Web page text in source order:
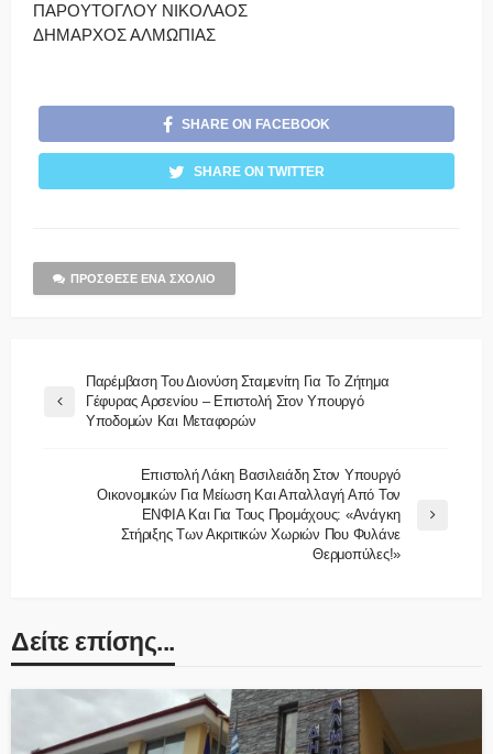
ΠΑΡΟΥΤΟΓΛΟΥ ΝΙΚΟΛΑΟΣ
ΔΗΜΑΡΧΟΣ ΑΛΜΩΠΙΑΣ
SHARE ON FACEBOOK
SHARE ON TWITTER
ΠΡΌΣΘΕΣΕ ΈΝΑ ΣΧΌΛΙΟ
Παρέμβαση Του Διονύση Σταμενίτη Για Το Ζήτημα
Γέφυρας Αρσενίου – Επιστολή Στον Υπουργό
Υποδομών Και Μεταφορών
Επιστολή Λάκη Βασιλειάδη Στον Υπουργό
Οικονομικών Για Μείωση Και Απαλλαγή Από Τον
ΕΝΦΙΑ Και Για Τους Προμάχους: «Ανάγκη
Στήριξης Των Ακριτικών Χωριών Που Φυλάνε
Θερμοπύλες!»
Δείτε επίσης...